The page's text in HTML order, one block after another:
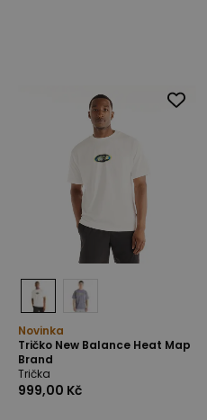
Novinka
Tričko New Balance Heat Map
Brand
Trička
999,00 Kč